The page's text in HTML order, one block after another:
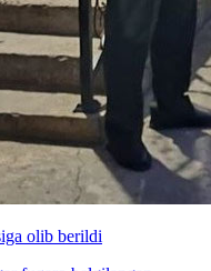
olib berildi